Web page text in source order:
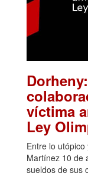
víctima
Ley
Entre lo
Martínez 10 de
sueldos de sus